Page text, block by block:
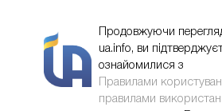
Продовжуючи
ua.info, ви
ознайомилися з
Правилами
правилами